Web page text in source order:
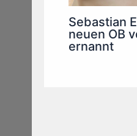
Sebastian
neuen OB
ernannt